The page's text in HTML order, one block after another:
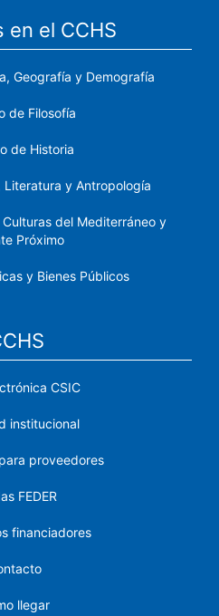
en el CCHS
Geografía y Demografía
de Filosofía
de Historia
y Antropología
del Mediterráneo y
Próximo
y Bienes Públicos
CSIC
institucional
proveedores
FEDER
financiadores
llegar